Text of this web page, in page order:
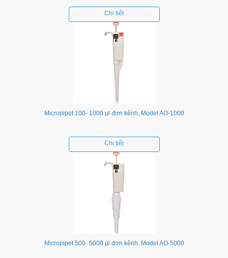
Chi tiết
Micropipet 100- 1000 µl đơn kênh, Model AO-1000
Chi tiết
Micropipet 500- 5000 µl đơn kênh, Model AO-5000